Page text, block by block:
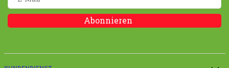
Abonnieren